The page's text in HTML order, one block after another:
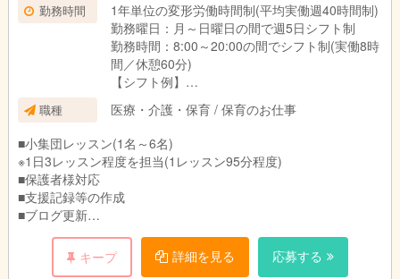
■固定残業代：20,000円（月12時間分）
■諸手当：55,000円
①試用期間6ヶ月
試用期間中は契約社員としての勤務
※給与、給与改定以外の条件に変更なし
②残業は月5時間程度
③固定残業代は時間外労働の有無に関わらず支
給
超過分は法定通り支給
④児童福祉事業5年以上の経験で月給プラス
10,000円
勤務時間
1年単位の変形労働時間制(平均実働週40時間制)
勤務曜日：月～日曜日の間で週5日シフト制
勤務時間：8:00～20:00の間でシフト制(実働8時
間／休憩60分)
【シフト例】
■9:00～18:00
■9:30～18:30
■10:00～19:00 等
※基本的には9:00～19:00の間でのシフトになり
ます。
※持ち帰り仕事はございません。
※残業は月5時間程度
職種
医療・介護・保育 / 保育のお仕事
■小集団レッスン(1名～6名)
※1日3レッスン程度を担当(1レッスン95分程度)
■保護者様対応
■支援記録等の作成
■ブログ更新
■その他付随業務
変更の範囲：会社が指定する業務
※教室長業務を行う方は教室長業務(教室運営・トレーナー管理)
キープ 詳細を見る 応募する